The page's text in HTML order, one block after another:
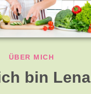
ÜBER MICH
bin Lena